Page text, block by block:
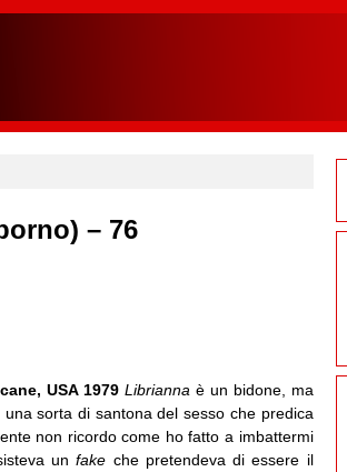
– 76
USA 1979 Librianna è un bidone, ma
sorta di santona del sesso che predica
non ricordo come ho fatto a imbattermi
unfake che pretendeva di essere il